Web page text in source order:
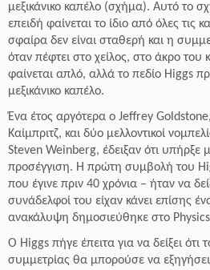
μεξικάνικο καπέλο (σχήμα). Αυτό το
επειδή φαίνεται το ίδιο από όλες τις
σφαίρα δεν είναι σταθερή και η
όταν πέφτει στο χείλος, στο άκρο
φαίνεται απλό, αλλά το πεδίο Higgs
μεξικάνικο καπέλο.
Ένα έτος αργότερα ο Jeffrey
Καίμπριτζ, και δύο μελλοντικοί
Steven Weinberg, έδειξαν ότι υπήρξε
προσέγγιση. Η πρώτη συμβολή του
που έγινε πριν 40 χρόνια – ήταν να
συνάδελφοί του είχαν κάνει επίσης
ανακάλυψη δημοσιεύθηκε στο
Ο Higgs πήγε έπειτα για να δείξει
συμμετρίας θα μπορούσε να